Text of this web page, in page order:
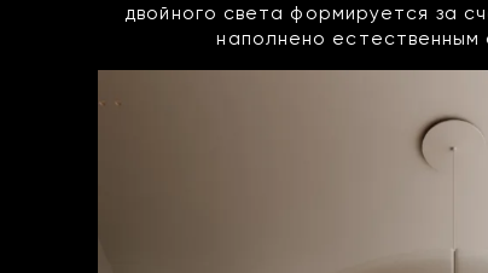
двойного света формируется за
наполнено